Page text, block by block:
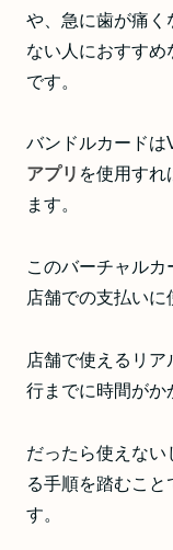
や、急に歯が痛く
ない人におすすめ
です。
バンドルカードは
アプリ を使用すれ
ます。
このバーチャル
店舗での支払いに
店舗で使えるリ
行までに時間がか
だったら使えない
る手順を踏むこと
す。